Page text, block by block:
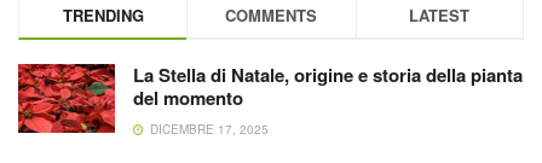
TRENDING COMMENTS LATEST
La Stella di Natale, origine e storia della pianta
del momento
DICEMBRE 17, 2025